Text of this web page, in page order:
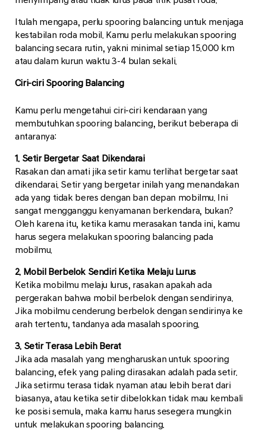
Itulah mengapa, perlu spooring balancing untuk menjaga
kestabilan roda mobil. Kamu perlu melakukan spooring
balancing secara rutin, yakni minimal setiap 15.000 km
atau dalam kurun waktu 3-4 bulan sekali.
Ciri-ciri Spooring Balancing
Kamu perlu mengetahui ciri-ciri kendaraan yang
membutuhkan spooring balancing, berikut beberapa di
antaranya:
1. Setir Bergetar Saat Dikendarai
Rasakan dan amati jika setir kamu terlihat bergetar saat
dikendarai. Setir yang bergetar inilah yang menandakan
ada yang tidak beres dengan ban depan mobilmu. Ini
sangat mengganggu kenyamanan berkendara, bukan?
Oleh karena itu, ketika kamu merasakan tanda ini, kamu
harus segera melakukan spooring balancing pada
mobilmu.
2. Mobil Berbelok Sendiri Ketika Melaju Lurus
Ketika mobilmu melaju lurus, rasakan apakah ada
pergerakan bahwa mobil berbelok dengan sendirinya.
Jika mobilmu cenderung berbelok dengan sendirinya ke
arah tertentu, tandanya ada masalah spooring.
3. Setir Terasa Lebih Berat
Jika ada masalah yang mengharuskan untuk spooring
balancing, efek yang paling dirasakan adalah pada setir.
Jika setirmu terasa tidak nyaman atau lebih berat dari
biasanya, atau ketika setir dibelokkan tidak mau kembali
ke posisi semula, maka kamu harus sesegera mungkin
untuk melakukan spooring balancing.